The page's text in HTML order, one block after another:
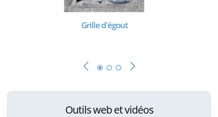
Grille d'égout
Outils web et vidéos